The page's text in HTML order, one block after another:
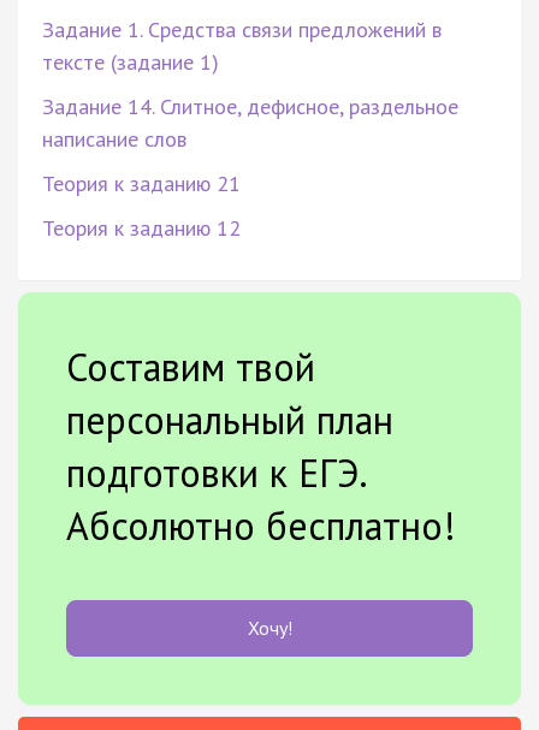
Задание 1. Средства связи предложений в
тексте (задание 1)
Задание 14. Слитное, дефисное, раздельное
написание слов
Теория к заданию 21
Теория к заданию 12
Составим твой
персональный план
подготовки к ЕГЭ.
Абсолютно бесплатно!
Хочу!